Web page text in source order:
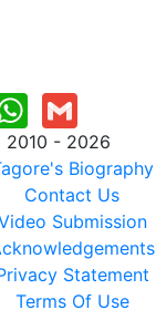
- 2026
Biography
Contact Us
Submission
Statement
Terms Of Use